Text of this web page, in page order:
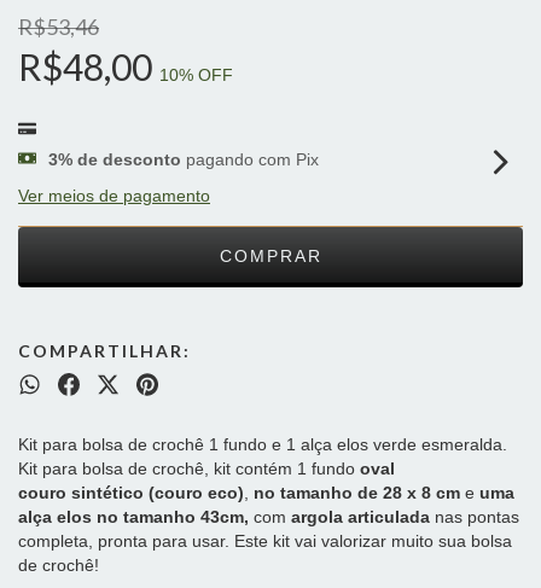
R$53,46
R$48,00 10% OFF
3% de desconto pagando com Pix
Ver meios de pagamento
COMPARTILHAR:
Kit para bolsa de crochê 1 fundo e 1 alça elos verde esmeralda.
Kit para bolsa de crochê, kit contém 1 fundo oval
couro sintético (couro eco), no tamanho de 28 x 8 cm e uma
alça elos no tamanho 43cm, com argola articulada nas pontas
completa, pronta para usar. Este kit vai valorizar muito sua bolsa
de crochê!